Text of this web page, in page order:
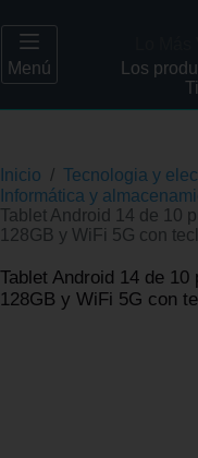
Menú
Los
Inicio / Tecnologia y
Informática y
Tablet Android 14 de 10
128GB y WiFi 5G con
Tablet Android 14 de
128GB y WiFi 5G con